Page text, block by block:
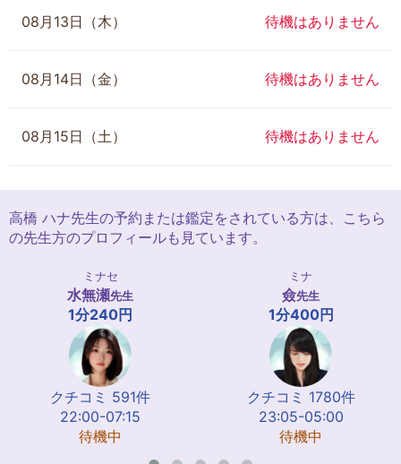
08月13日（木） 待機はありません
08月14日（金） 待機はありません
08月15日（土） 待機はありません
高橋 ハナ先生の予約または鑑定をされている方は、こちら
の先生方のプロフィールも見ています。
ミナセ
水無瀬先生
1分240円
クチコミ 591件
22:00-07:15
待機中
ミナ
僉先生
1分400円
クチコミ 1780件
23:05-05:00
待機中